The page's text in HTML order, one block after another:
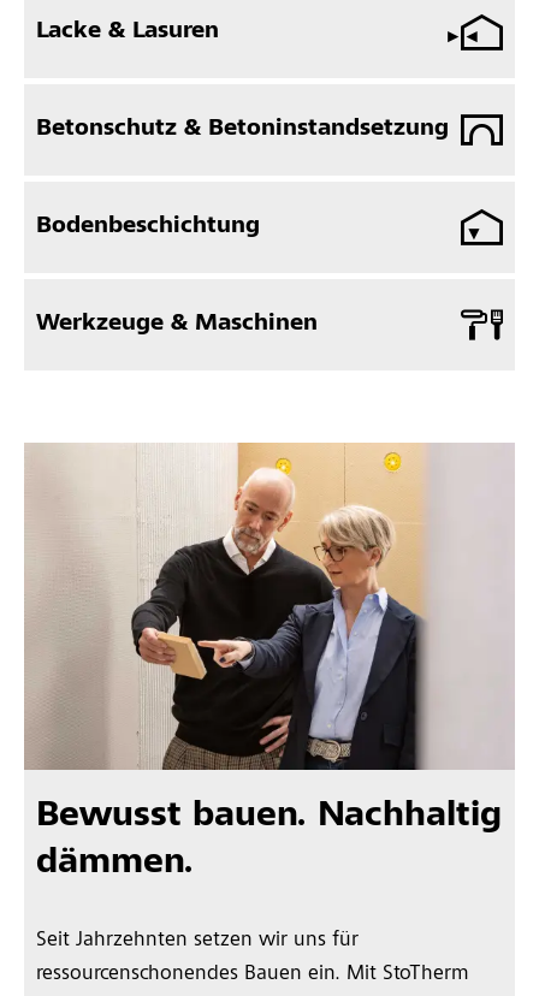
Lacke & Lasuren
Betonschutz & Betoninstandsetzung
Bodenbeschichtung
Werkzeuge & Maschinen
Bewusst bauen. Nachhaltig
dämmen.
Seit Jahrzehnten setzen wir uns für
ressourcenschonendes Bauen ein. Mit StoTherm